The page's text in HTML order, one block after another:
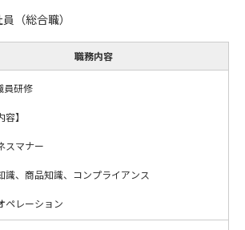
（総合職）
職務内容
員研修
容】
スマナー
識、商品知識、コンプライアンス
ペレーション